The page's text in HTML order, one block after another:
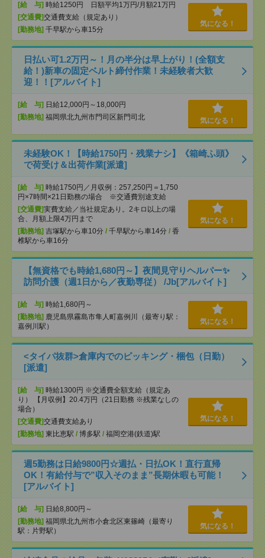
[給 与] 時給1250円 日額平均1万円/月額21万円
[交通費]交通費支給（規定あり）
[勤務地] 千早駅から車15分
気になる！
日払い可1.2万円～！月の半分は早上がり！(全額支
給！)新車の固定ベルト締付作業！未経験者大歓
迎！！[アルバイト]
[給 与] 日給12,000円～18,000円
[勤務地] 福岡県北九州市門司区新門司北 気になる！
未経験OK！【時給1750円・残業ナシ】《箱崎ふ頭》
で荷受け＆出荷作業[派遣]
[給 与] 時給1750円／月収例：257,250円＝1,750
円×7時間×21日勤務の場合 ※交通費別途支給
[交通費]実費支給／当社規定あり。2キロ以上の場
合、月額上限4万円まで
[勤務地] 吉塚駅から車10分 / 千早駅から車14分 / 香
椎駅から車16分
気になる！
【無資格でも時給1,680円～】夜間見守りヘルパー✨
訪問介護（週1日から／夜勤専従） /Jb[アルバイト]
[給 与] 時給1,680円～
[勤務地] 鹿児島県霧島市隼人町嘉例川（最寄り駅：
嘉例川駅）
気になる！
<タイパ抜群>倉庫内でのピッキング・梱包（日勤）
[派遣]
[給 与] 時給1300円 ※交通費全額支給（規定あ
り） 【月収例】20.4万円（21日勤務 ※残業なしの
場合）
[交通費]交通費支給あり
[勤務地] 東比恵駅 / 博多駅 / 福岡空港(鉄道)駅
気になる！
週5勤務は日給9800円☆週払・日払OK！直行直帰
OK！有給付与で”収入そのまま”長期休暇も可能！
[アルバイト]
[給 与] 日給8,800円～
[勤務地] 福岡県北九州市小倉北区東篠崎（最寄り
駅：片野駅）
気になる！